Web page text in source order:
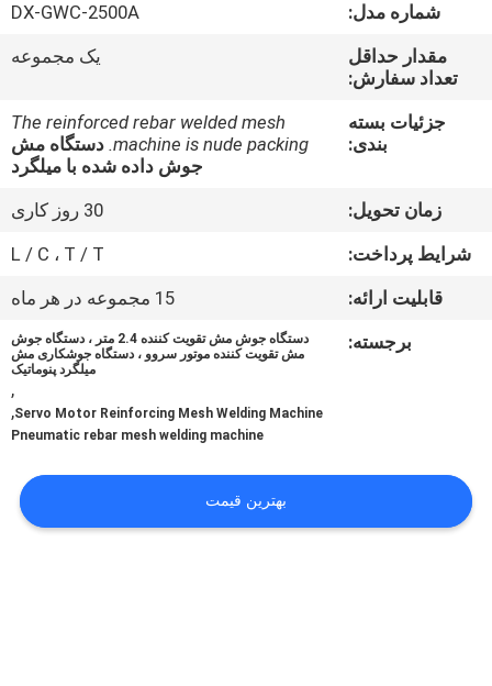
مجازی
کارخانه
کنترل
کیفیت
تماس
بگیرید
شماره مدل:
DX-GWC-2500A
مقدار حداقل
تعداد سفارش:
یک مجموعه
جزئیات بسته
بندی:
The reinforced rebar welded mesh
machine is nude packing. دستگاه مش
جوش داده شده با میلگرد
زمان تحویل:
30 روز کاری
شرایط پرداخت:
L / C ، T / T
قابلیت ارائه:
15 مجموعه در هر ماه
برجسته:
دستگاه جوش مش تقویت کننده 2.4 متر ، دستگاه جوش
مش تقویت کننده موتور سروو ، دستگاه جوشکاری مش
میلگرد پنوماتیک
,
Servo Motor Reinforcing Mesh Welding Machine
,
Pneumatic rebar mesh welding machine
بهترین قیمت